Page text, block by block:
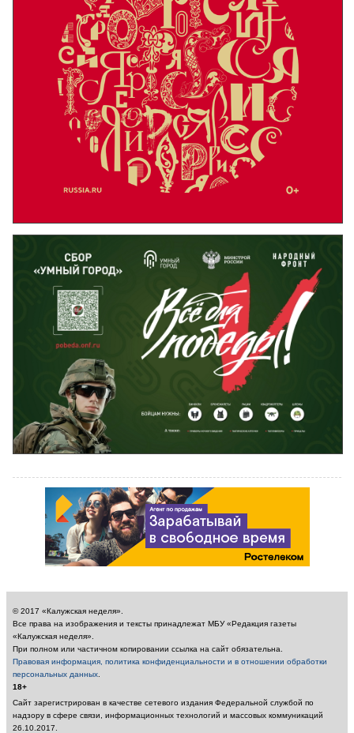
© 2017 «Калужская неделя».
Все права на изображения и тексты принадлежат МБУ «Редакция газеты
«Калужская неделя».
При полном или частичном копировании ссылка на сайт обязательна.
Правовая информация, политика конфиденциальности и в отношении обработки
персональных данных
18+
Сайт зарегистрирован в качестве сетевого издания Федеральной службой по
надзору в сфере связи, информационных технологий и массовых коммуникаций
26.10.2017.